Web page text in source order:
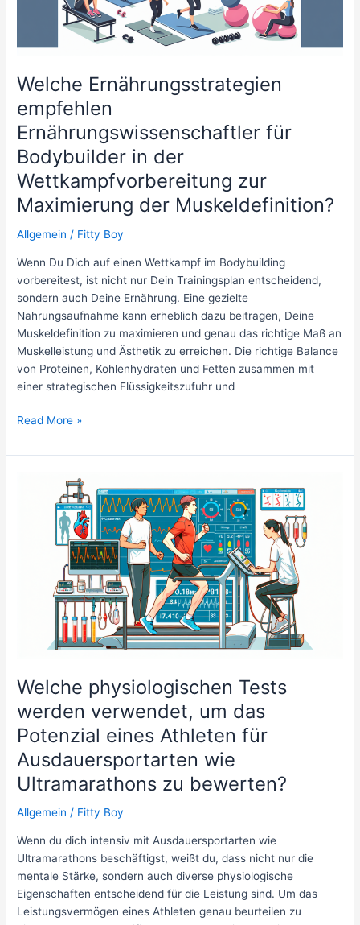
Welche Ernährungsstrategien
empfehlen
Ernährungswissenschaftler für
Bodybuilder in der
Wettkampfvorbereitung zur
Maximierung der Muskeldefinition?
Allgemein / Fitty Boy
Wenn Du Dich auf einen Wettkampf im Bodybuilding
vorbereitest, ist nicht nur Dein Trainingsplan entscheidend,
sondern auch Deine Ernährung. Eine gezielte
Nahrungsaufnahme kann erheblich dazu beitragen, Deine
Muskeldefinition zu maximieren und genau das richtige Maß an
Muskelleistung und Ästhetik zu erreichen. Die richtige Balance
von Proteinen, Kohlenhydraten und Fetten zusammen mit
einer strategischen Flüssigkeitszufuhr und
Welche
empfehlen
Bodybuilder
Wettkampfvorbereitung
Maximierung
Muskeldefinition?
Read More »
Welche physiologischen Tests
werden verwendet, um das
Potenzial eines Athleten für
Ausdauersportarten wie
Ultramarathons zu bewerten?
Allgemein / Fitty Boy
Wenn du dich intensiv mit Ausdauersportarten wie
Ultramarathons beschäftigst, weißt du, dass nicht nur die
mentale Stärke, sondern auch diverse physiologische
Eigenschaften entscheidend für die Leistung sind. Um das
Leistungsvermögen eines Athleten genau beurteilen zu